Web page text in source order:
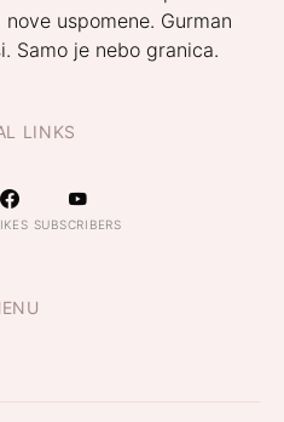
uspomene. Gurman
Samo je nebo granica.
LINKS
SUBSCRIBERS